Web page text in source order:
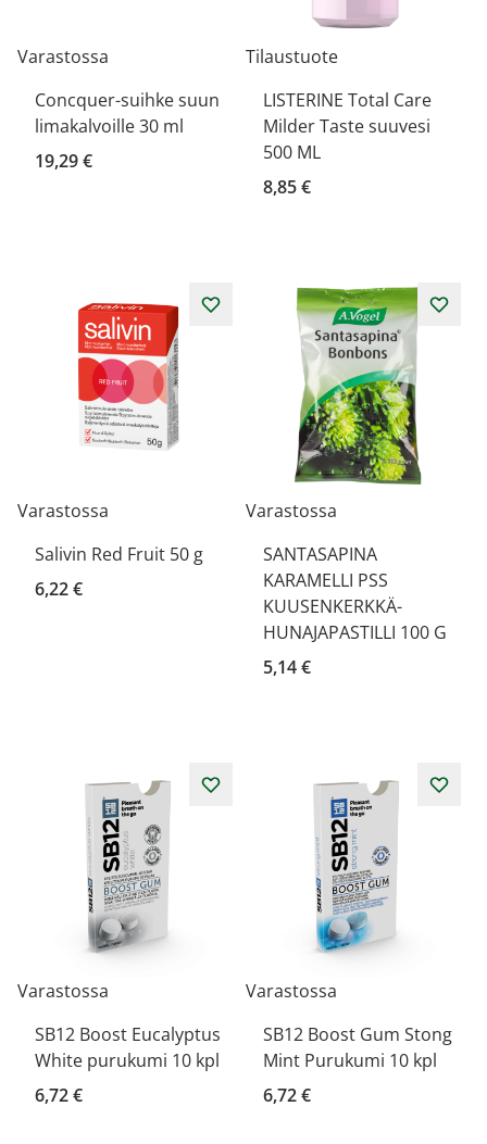
Varastossa
Concquer-suihke suun
limakalvoille 30 ml
19,29 €
Tilaustuote
LISTERINE Total Care
Milder Taste suuvesi
500 ML
8,85 €
Varastossa
Salivin Red Fruit 50 g
6,22 €
Varastossa
SANTASAPINA
KARAMELLI PSS
KUUSENKERKKÄ-
HUNAJAPASTILLI 100 G
5,14 €
Varastossa
SB12 Boost Eucalyptus
White purukumi 10 kpl
6,72 €
Varastossa
SB12 Boost Gum Stong
Mint Purukumi 10 kpl
6,72 €